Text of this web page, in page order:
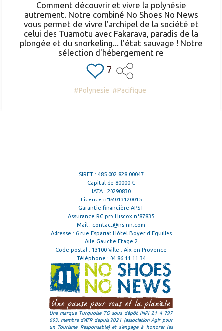
Comment découvrir et vivre la polynésie
autrement. Notre combiné No Shoes No News
vous permet de vivre l'archipel de la société et
celui des Tuamotu avec Fakarava, paradis de la
plongée et du snorkeling... l'état sauvage ! Notre
sélection d'hébergement re
7
#Polynesie #Pacifique
SIRET : 485 002 828 00047
Capital de 80000 €
IATA : 20290830
Licence n°IM013120015
Garantie financière APST
Assurance RC pro Hiscox n°87835
Mail : contact@ns-nn.com
Adresse : 6 rue Espariat Hôtel Boyer d'Eguilles
Aile Gauche Etage 2
Code postal : 13100 Ville : Aix en Provence
Téléphone : 04.86.11.11.34
Une marque Turquoise TO sous dépôt INPI 21 4 797
693, membre d'ATR depuis 2021 (association Agir pour
un Tourisme Responsable) et s'engage à honorer les